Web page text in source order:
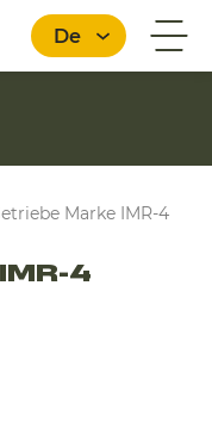
De
Marke IMR-4
4